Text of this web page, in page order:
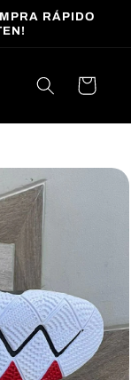
RÁPIDO
Carrito